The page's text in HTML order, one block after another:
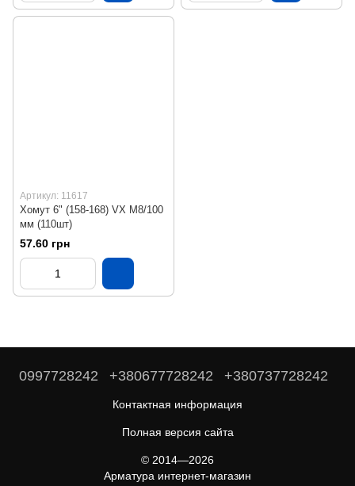
Артикул: 11617
Хомут 6" (158-168) VX М8/100
мм (110шт)
57.60 грн
0997728242 +380677728242 +380737728242
Контактная информация
Полная версия сайта
© 2014—2026
Арматура интернет-магазин